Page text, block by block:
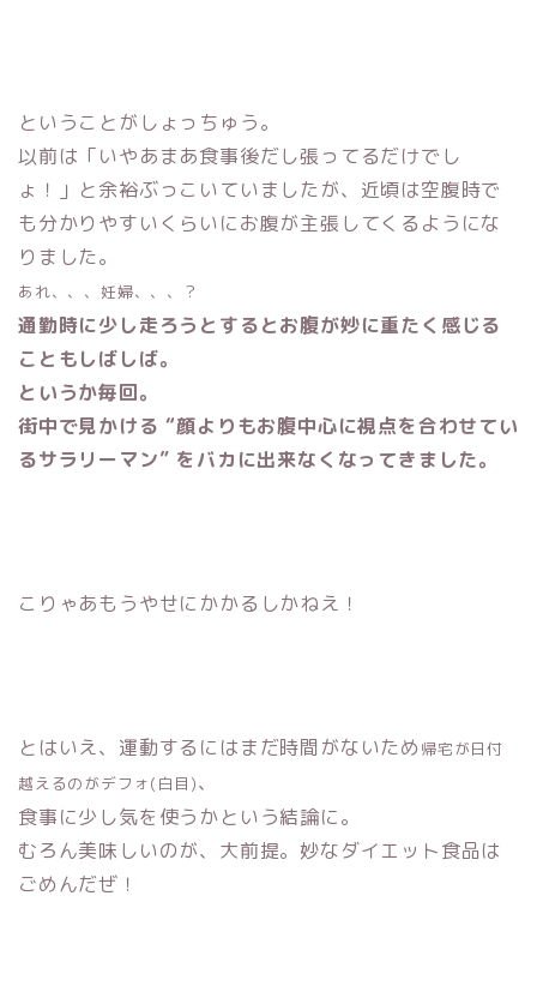
ということがしょっちゅう。
以前は「いやあまあ食事後だし張ってるだけでし
ょ！」と余裕ぶっこいていましたが、近頃は空腹時で
も分かりやすいくらいにお腹が主張してくるようにな
りました。
あれ、、、妊婦、、、？
通勤時に少し走ろうとするとお腹が妙に重たく感じる
こともしばしば。
というか毎回。
街中で見かける “顔よりもお腹中心に視点を合わせてい
るサラリーマン” をバカに出来なくなってきました。
こりゃあもうやせにかかるしかねえ！
とはいえ、運動するにはまだ時間がないため 帰宅が日付
越えるのがデフォ(白目)、
食事に少し気を使うかという結論に。
むろん美味しいのが、大前提。妙なダイエット食品は
ごめんだぜ！